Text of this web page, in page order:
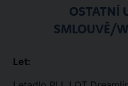
OSTATNÍ
SMLOUVĚ/
Let: